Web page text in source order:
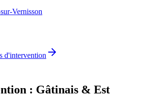
Vernisson
d'intervention
: Gâtinais & Est